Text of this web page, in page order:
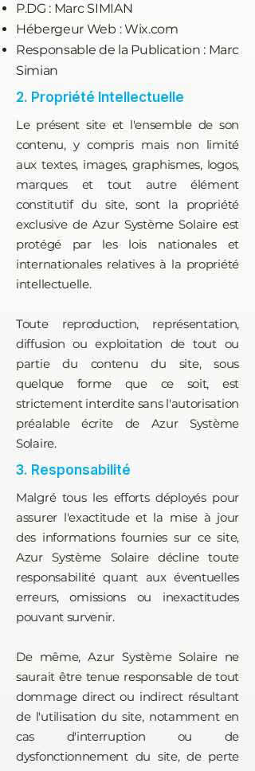
P.DG : Marc SIMIAN
Hébergeur Web : Wix.com
Responsable de la Publication : Marc
Simian
2. Propriété Intellectuelle
Le présent site et l'ensemble de son
contenu, y compris mais non limité
aux textes, images, graphismes, logos,
marques et tout autre élément
constitutif du site, sont la propriété
exclusive de Azur Système Solaire est
protégé par les lois nationales et
internationales relatives à la propriété
intellectuelle.​
Toute reproduction, représentation,
diffusion ou exploitation de tout ou
partie du contenu du site, sous
quelque forme que ce soit, est
strictement interdite sans l'autorisation
préalable écrite de Azur Système
Solaire.
3. Responsabilité
Malgré tous les efforts déployés pour
assurer l'exactitude et la mise à jour
des informations fournies sur ce site,
Azur Système Solaire décline toute
responsabilité quant aux éventuelles
erreurs, omissions ou inexactitudes
pouvant survenir.
De même, Azur Système Solaire ne
saurait être tenue responsable de tout
dommage direct ou indirect résultant
de l'utilisation du site, notamment en
cas d'interruption ou de
dysfonctionnement du site, de perte